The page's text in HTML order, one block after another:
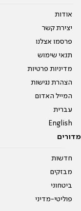
אודות
יצירת קשר
פרסמו אצלנו
תנאי שימוש
מדיניות פרטיות
הצהרת נגישות
המייל האדום
עברית
English
מדורים
חדשות
מבזקים
ביטחוני
פוליטי-מדיני